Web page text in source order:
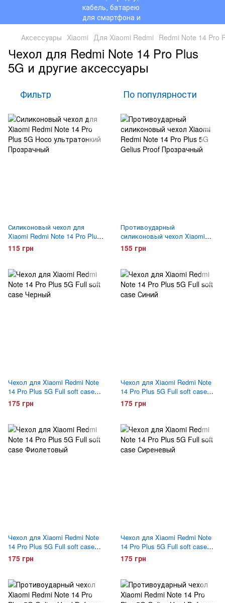
Аксессуары Xiaomi Для Xiaomi Redmi Redmi Note 14 Pro
Чехол для Redmi Note 14 Pro Plus
5G и другие аксессуары
Фильтр По популярности
Силиконовый чехол для
Xiaomi Redmi Note 14 Pro Plus
5G Hoco ультратонкий
Прозрачный
115 грн
Противоударный
силиконовый чехол Xiaomi
Redmi Note 14 Pro Plus 5G
Gelius Proof Прозрачный
155 грн
Чехол для Xiaomi Redmi Note
14 Pro Plus 5G Full soft case
Черный
175 грн
Чехол для Xiaomi Redmi Note
14 Pro Plus 5G Full soft case
Синий
175 грн
Чехол для Xiaomi Redmi Note
14 Pro Plus 5G Full soft case
Фиолетовый
175 грн
Чехол для Xiaomi Redmi Note
14 Pro Plus 5G Full soft case
Сиреневый
175 грн